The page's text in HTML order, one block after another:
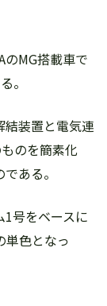
MG搭載車で
。
装置と電気連
のを簡素化
ある。
号をベースに
単色となっ